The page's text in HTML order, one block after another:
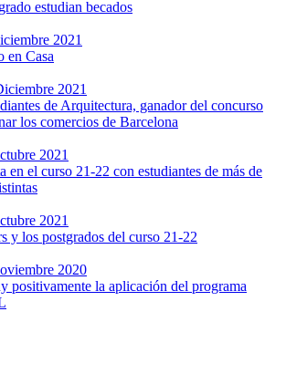
estudian becados
2021
en Casa
2021
de Arquitectura, ganador del concurso
los comercios de Barcelona
2021
en el curso 21-22 con estudiantes de más de
2021
y los postgrados del curso 21-22
2020
positivamente la aplicación del programa